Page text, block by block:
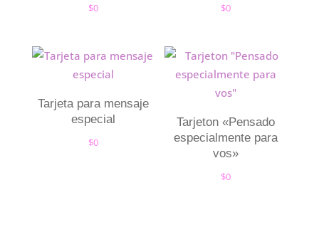
$0 $0
Tarjeta para mensaje
especial
$0
Tarjeton «Pensado
especialmente para
vos»
$0